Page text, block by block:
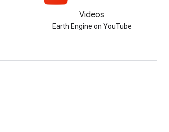
Videos
Earth Engine on YouTube